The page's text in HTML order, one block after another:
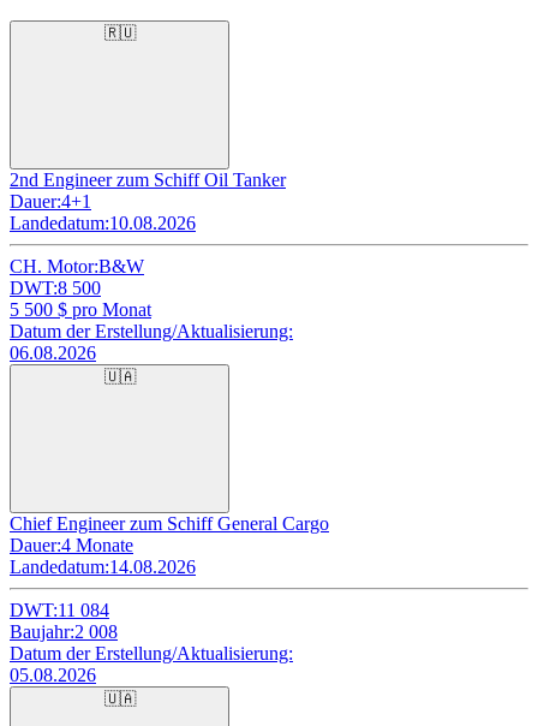
🇷🇺
2nd Engineer zum Schiff Oil Tanker
Dauer:4+1
Landedatum:10.08.2026
CH. Motor:B&W
DWT:8 500
5 500 $ pro Monat
Datum der Erstellung/Aktualisierung:
06.08.2026
🇺🇦
Chief Engineer zum Schiff General Cargo
Dauer:4 Monate
Landedatum:14.08.2026
DWT:11 084
Baujahr:2 008
Datum der Erstellung/Aktualisierung:
05.08.2026
🇺🇦